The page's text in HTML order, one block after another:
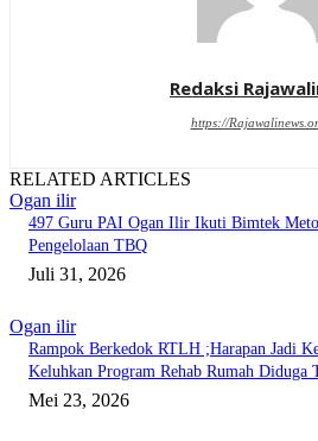
Redaksi
https://
RELATED ARTICLES
Ogan ilir
497 Guru PAI Ogan Ilir Ikuti Bimtek
Pengelolaan TBQ
Juli 31, 2026
Ogan ilir
Rampok Berkedok RTLH ;Harapan Jadi
Keluhkan Program Rehab Rumah Diduga
Mei 23, 2026